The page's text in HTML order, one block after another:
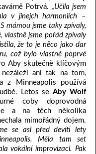
Potrvá. „Učila jsem
v jinejch harmoniích –
mámou jsme taky zpívaly,
vlastně jsme pořád zpívaly
že to je něco jako dar
což bylo vlastně poprvé
Aby skutečně klíčovým
ani tak na tom,
z Minneapolis používá
Letos seAby Wolf
coby doprovodná
a na těch několika
mimořádný dojem.
se asi před devíti lety
Měla tam set
vokální improvizaci. Pak